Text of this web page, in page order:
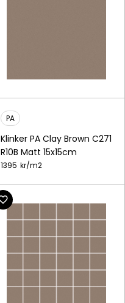
PA
Klinker PA Clay Brown C271
R10B Matt 15x15cm
1395 kr/m2